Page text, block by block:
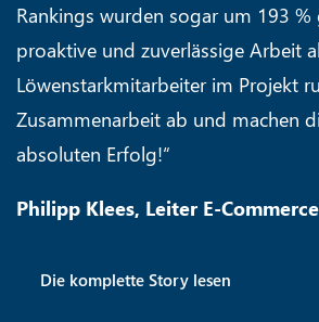
Rankings wurden sogar um 193 %
proaktive und zuverlässige Arbeit
Löwenstarkmitarbeiter im Projekt
Zusammenarbeit ab und machen
absoluten Erfolg!“
Philipp Klees, Leiter E-
Die komplette Story lesen